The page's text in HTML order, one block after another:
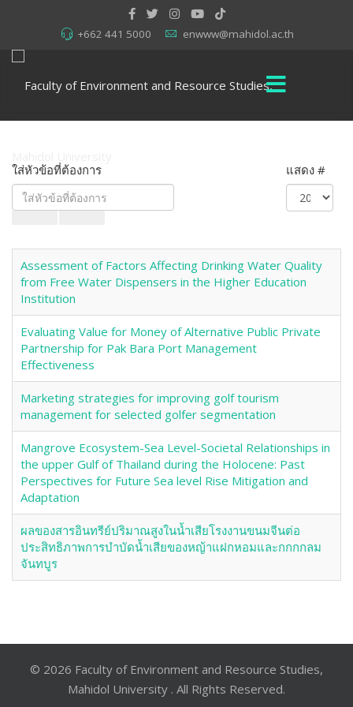
+662 441 5000 enwww@mahidol.ac.th
ใส่หัวข้อที่ต้องการ แสดง #
Assessment of Factors Affecting Drinking Water Quality
from Free Water Dispensers in the Higher Education
Institution
Evaluating Value for Money of Alternative Public Private
Partnership for Pak Bara Port Management
Effectiveness
Marketing strategies for improving golf tourism
management for selected golfer segmentation
Mangrove Ecosystem-Sea Level-Societal Relationships in
the upper Gulf of Thailand during the Holocene: Past
Perspectives for Future Sea level Rise Mitigation and
Adaptation
ผลของสารอินทรีย์ปริมาณสูงในน้ำเสียโรงงานขนมจีนต่อ
ประสิทธิภาพการบำบัดน้ำเสียของหญ้าแฝกหอมและกกกกลม
จันทบูร
© 2026 Faculty of Environment and Resource Studies,
Mahidol University . All Rights Reserved.